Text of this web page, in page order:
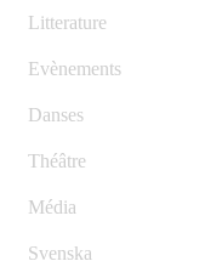
Litterature
Evènements
Danses
Théâtre
Média
Svenska